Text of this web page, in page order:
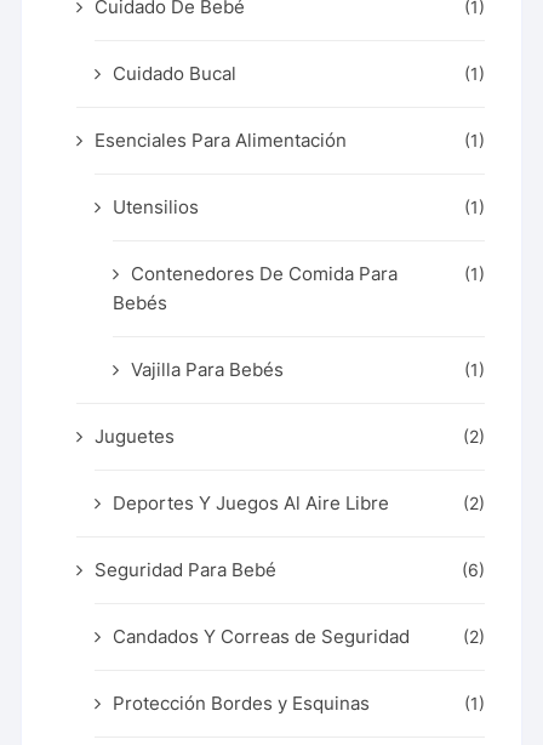
Cuidado De Bebé (1)
Cuidado Bucal (1)
Esenciales Para Alimentación (1)
Utensilios (1)
Contenedores De Comida Para
Bebés
(1)
Vajilla Para Bebés (1)
Juguetes (2)
Deportes Y Juegos Al Aire Libre (2)
Seguridad Para Bebé (6)
Candados Y Correas de Seguridad (2)
Protección Bordes y Esquinas (1)